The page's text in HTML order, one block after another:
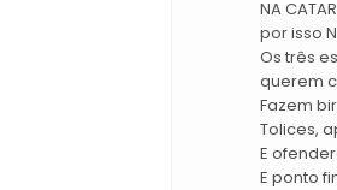
NA
por isso
Os três
querem
Fazem
Tolices,
E
E ponto